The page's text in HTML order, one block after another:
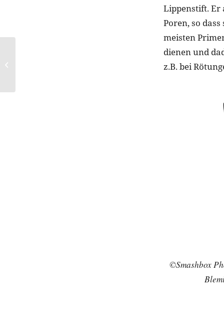
Lippenstift. Er
Poren, so
meisten
dienen und
z.B. bei
©Smashbox